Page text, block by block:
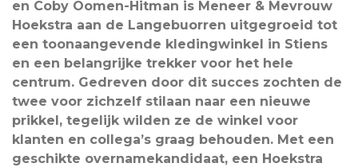
en Coby Oomen-Hitman is Meneer & Mevrouw
Hoekstra aan de Langebuorren uitgegroeid tot
een toonaangevende kledingwinkel in Stiens
en een belangrijke trekker voor het hele
centrum. Gedreven door dit succes zochten de
twee voor zichzelf stilaan naar een nieuwe
prikkel, tegelijk wilden ze de winkel voor
klanten en collega’s graag behouden. Met een
geschikte overnamekandidaat, een Hoekstra